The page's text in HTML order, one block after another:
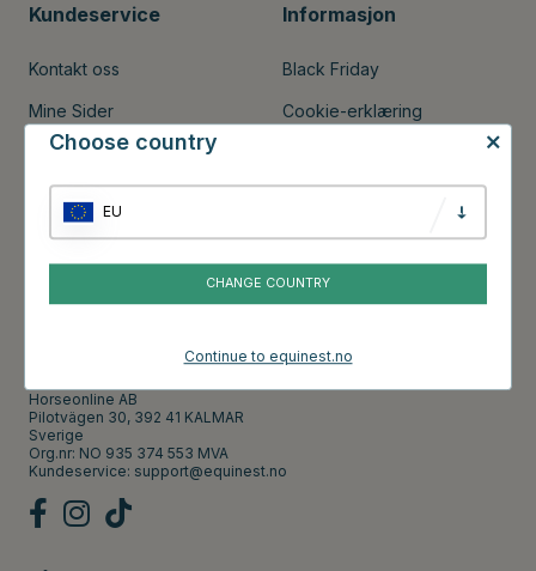
Kundeservice
Kontakt oss
Mine Sider
Informasjon
Black Friday
Cookie-erklæring
Kjøpsvilkår og betingelser
Om Equinest
Presse
Singles Day
Horseonline AB
Pilotvägen 30, 392 41 KALMAR
Sverige
Org.nr: NO 935 374 553 MVA
Kundeservice: support@equinest.no
Choose country
EU
CHANGE COUNTRY
Continue to equinest.no